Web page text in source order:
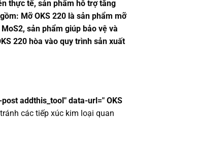
thực tế, sản phẩm hỗ trợ tăng
Mỡ OKS 220 là sản phẩm mỡ
sản phẩm giúp bảo vệ và
220 hòa vào quy trình sản xuất
addthis_tool" data-url=" OKS
các tiếp xúc kim loại quan